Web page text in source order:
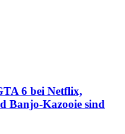
6 bei Netflix,
Banjo-Kazooie sind